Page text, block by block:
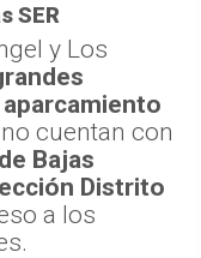
SER
y Los
cuentan con
Bajas
Distrito
a los